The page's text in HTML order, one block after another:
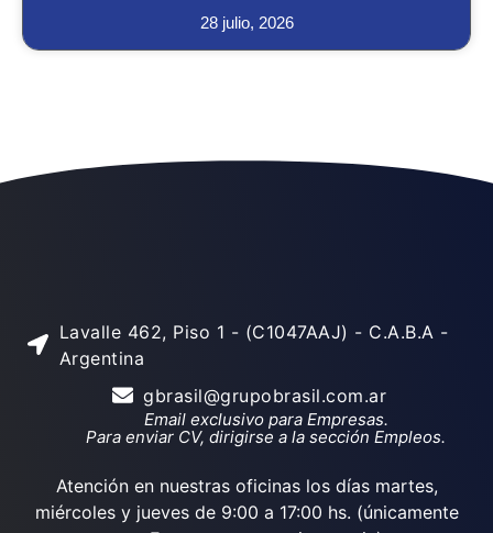
28 julio, 2026
Lavalle 462, Piso 1 - (C1047AAJ) - C.A.B.A -
Argentina
gbrasil@grupobrasil.com.ar
Email exclusivo para Empresas.
Para enviar CV, dirigirse a la sección Empleos.
Atención en nuestras oficinas los días martes,
miércoles y jueves de 9:00 a 17:00 hs. (únicamente